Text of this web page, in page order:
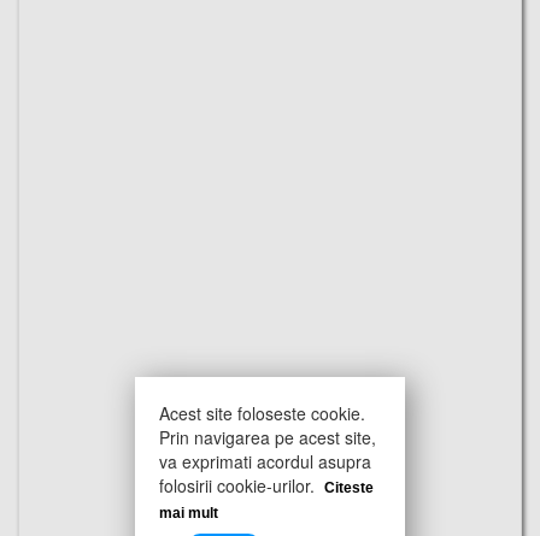
Acest site foloseste cookie.
Prin navigarea pe acest site,
va exprimati acordul asupra
folosirii cookie-urilor.
Citeste
mai mult